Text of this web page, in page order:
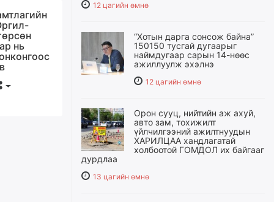
нь
12 цагийн өмнө
“Хотын дарга сонсож байна”
150150 тусгай дугаарыг
наймдугаар сарын 14-нөөс
ажиллуулж эхэлнэ
12 цагийн өмнө
Орон сууц, нийтийн аж ахуй,
авто зам, тохижилт
үйлчилгээний ажилтнуудын
ХАРИЛЦАА хандлагатай
холбоотой ГОМДОЛ их байгааг
дурдлаа
13 цагийн өмнө